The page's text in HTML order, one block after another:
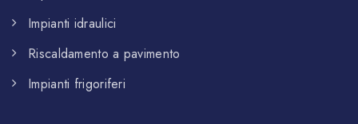
Impianti idraulici
Riscaldamento a pavimento
Impianti frigoriferi